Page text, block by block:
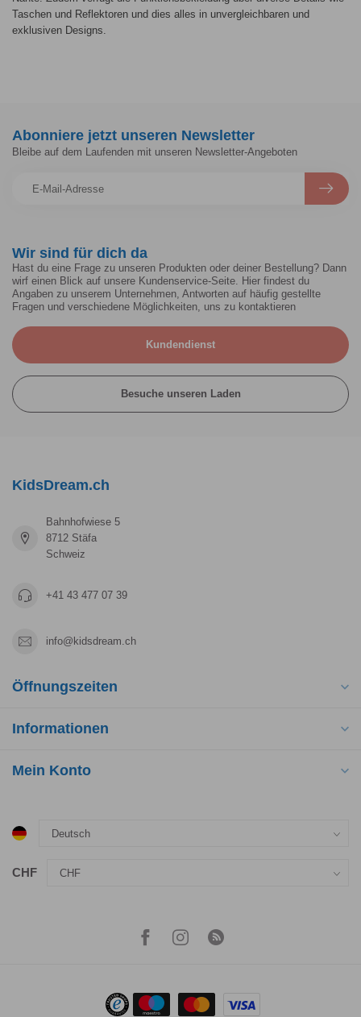
Taschen und Reflektoren und dies alles in unvergleichbaren und
exklusiven Designs.
Wir sind für dich da
Hast du eine Frage zu unseren Produkten oder deiner Bestellung? Dann
wirf einen Blick auf unsere Kundenservice-Seite. Hier findest du
Angaben zu unserem Unternehmen, Antworten auf häufig gestellte
Fragen und verschiedene Möglichkeiten, uns zu kontaktieren
Kundendienst
Besuche unseren Laden
Abonniere jetzt unseren Newsletter
Bleibe auf dem Laufenden mit unseren Newsletter-Angeboten
KidsDream.ch
Bahnhofwiese 5
8712 Stäfa
Schweiz
+41 43 477 07 39
info@kidsdream.ch
Öffnungszeiten
Informationen
Mein Konto
CHF